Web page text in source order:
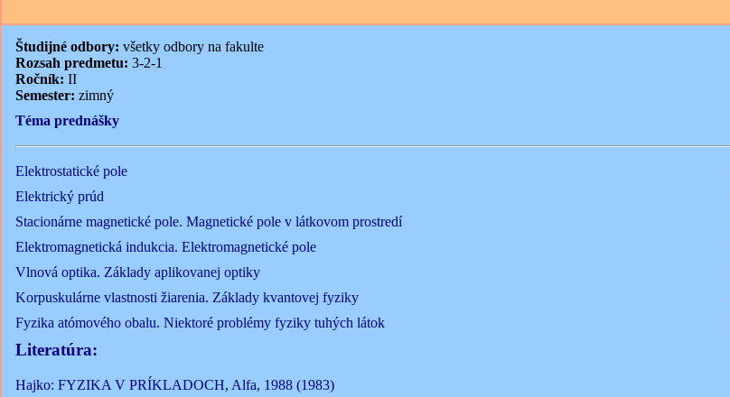
Študijné odbory: všetky odbory na fakulte
Rozsah predmetu: 3-2-1
Ročník: II
Semester: zimný
Téma prednášky
Elektrostatické pole
Elektrický prúd
Stacionárne magnetické pole. Magnetické pole v látkovom prostredí
Elektromagnetická indukcia. Elektromagnetické pole
Vlnová optika. Základy aplikovanej optiky
Korpuskulárne vlastnosti žiarenia. Základy kvantovej fyziky
Fyzika atómového obalu. Niektoré problémy fyziky tuhých látok
Literatúra:
Hajko: FYZIKA V PRÍKLADOCH, Alfa, 1988 (1983)